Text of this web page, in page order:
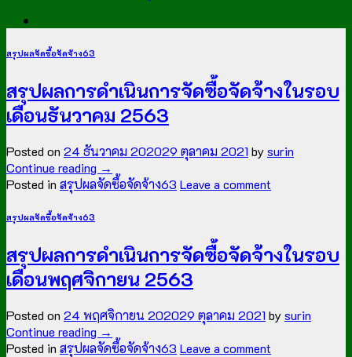
สรุปผลจัดซื้อจัดจ้าง63
สรุปผลการดำเนินการจัดซื้อจัดจ้างในรอบ
เดือนธันวาคม 2563
Posted on 24 ธันวาคม 202029 ตุลาคม 2021 bysurin
Continue reading →
Posted in สรุปผลจัดซื้อจัดจ้าง63 Leave a comment
สรุปผลจัดซื้อจัดจ้าง63
สรุปผลการดำเนินการจัดซื้อจัดจ้างในรอบ
เดือนพฤศจิกายน 2563
Posted on 24 พฤศจิกายน 202029 ตุลาคม 2021 bysurin
Continue reading →
Posted in สรุปผลจัดซื้อจัดจ้าง63 Leave a comment